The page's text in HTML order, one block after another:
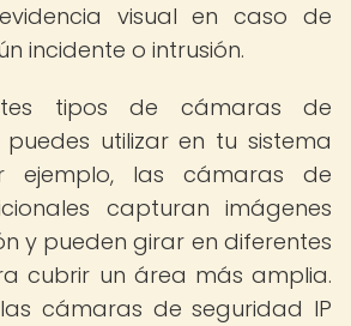
visual en caso de
incidente o intrusión.
tipos de cámaras de
utilizar en tu sistema
ejemplo, las cámaras de
capturan imágenes
y pueden girar en diferentes
cubrir un área más amplia.
cámaras de seguridad IP